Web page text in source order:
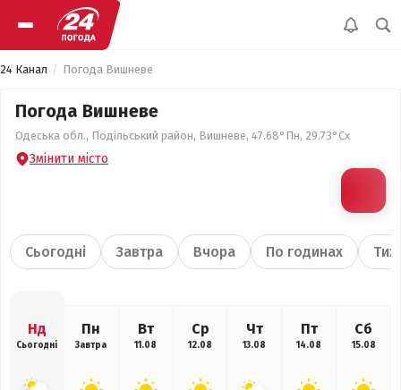
24 Канал Погода Вишневе
Погода Вишневе
Одеська обл., Подільський район, Вишневе, 47.68°Пн, 29.73°Сх
Змінити місто
Сьогодні Завтра Вчора По годинах
Нд
Сьогодні
Пн
Завтра
Вт
11.08
Ср
12.08
Чт
13.08
Пт
14.08
Сб
15.08